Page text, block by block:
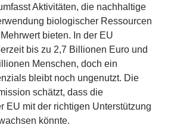
Aktivitäten, die nachhaltige
biologischer Ressourcen
bieten. In der EU
bis zu 2,7 Billionen Euro und
Menschen, doch ein
bleibt noch ungenutzt. Die
schätzt, dass die
EU mit der richtigen Unterstützung
könnte.